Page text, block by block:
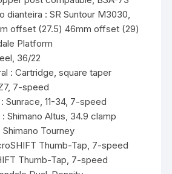
dianteira : SR Suntour M3030,
offset (27.5) 46mm offset (29)
Platform
36/22
: Cartridge, square taper
7-speed
Sunrace, 11-34, 7-speed
Shimano Altus, 34.9 clamp
Tourney
Thumb-Tap, 7-speed
Thumb-Tap, 7-speed